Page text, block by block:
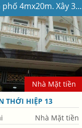
Nhà phố 4mx20m. Xây 3 lầu. Mặt Tiền Đường TTH13
Nhà Mặt tiền
THỚI HIỆP 13
Nhà Mặt tiền